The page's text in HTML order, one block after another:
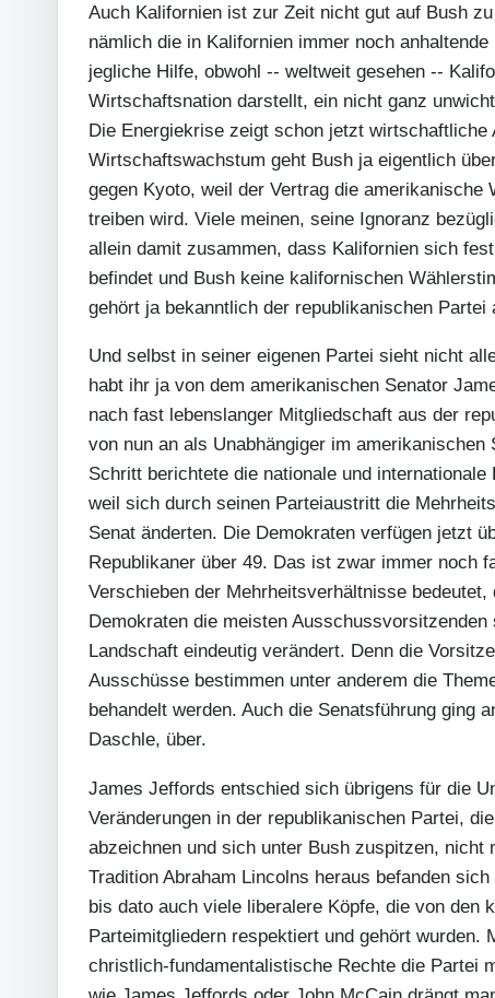
Auch Kalifornien ist zur Zeit nicht gut auf Bush
nämlich die in Kalifornien immer noch
jegliche Hilfe, obwohl -- weltweit gesehen --
Wirtschaftsnation darstellt, ein nicht ganz
Die Energiekrise zeigt schon jetzt wirtschaftliche
Wirtschaftswachstum geht Bush ja eigentlich
gegen Kyoto, weil der Vertrag die amerikanische
treiben wird. Viele meinen, seine Ignoranz
allein damit zusammen, dass Kalifornien sich
befindet und Bush keine kalifornischen
gehört ja bekanntlich der republikanischen Partei
Und selbst in seiner eigenen Partei sieht nicht
habt ihr ja von dem amerikanischen Senator
nach fast lebenslanger Mitgliedschaft aus der
von nun an als Unabhängiger im amerikanischen
Schritt berichtete die nationale und
weil sich durch seinen Parteiaustritt die
Senat änderten. Die Demokraten verfügen jetzt
Republikaner über 49. Das ist zwar immer noch
Verschieben der Mehrheitsverhältnisse bedeutet,
Demokraten die meisten
Landschaft eindeutig verändert. Denn die
Ausschüsse bestimmen unter anderem die
behandelt werden. Auch die Senatsführung ging
Daschle, über.
James Jeffords entschied sich übrigens für die
Veränderungen in der republikanischen Partei,
abzeichnen und sich unter Bush zuspitzen, nicht
Tradition Abraham Lincolns heraus befanden
bis dato auch viele liberalere Köpfe, die von den
Parteimitgliedern respektiert und gehört wurden.
christlich-fundamentalistische Rechte die Partei